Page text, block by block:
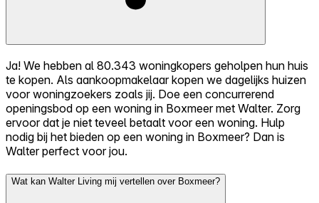
Ja! We hebben al 80.343 woningkopers geholpen hun huis
te kopen. Als aankoopmakelaar kopen we dagelijks huizen
voor woningzoekers zoals jij. Doe een concurrerend
openingsbod op een woning in Boxmeer met Walter. Zorg
ervoor dat je niet teveel betaalt voor een woning. Hulp
nodig bij het bieden op een woning in Boxmeer? Dan is
Walter perfect voor jou.
Wat kan Walter Living mij vertellen over Boxmeer?